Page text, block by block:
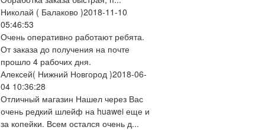
Николай ( Балаково )2018-11-10
05:46:53
Очень оперативно работают ребята.
От заказа до получения на почте
прошло 4 рабочих дня.
Алексей( Нижний Новгород )2018-06-
04 10:36:28
Отличный магазин Нашел через Вас
очень редкий шлейф на huawei еще и
за копейки. Всем остался очень д...